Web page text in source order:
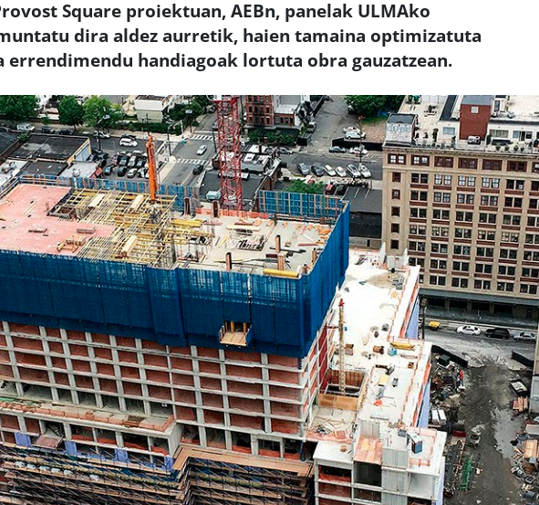
Square proiektuan, AEBn, panelak ULMAko
dira aldez aurretik, haien tamaina optimizatuta
errendimendu handiagoak lortuta obra gauzatzean.